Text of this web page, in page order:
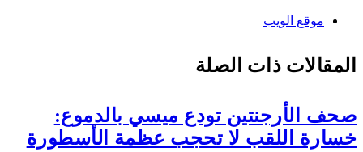
موقع الويب
المقالات ذات الصلة
صحف الأرجنتين تودع ميسي بالدموع:
خسارة اللقب لا تحجب عظمة الأسطورة